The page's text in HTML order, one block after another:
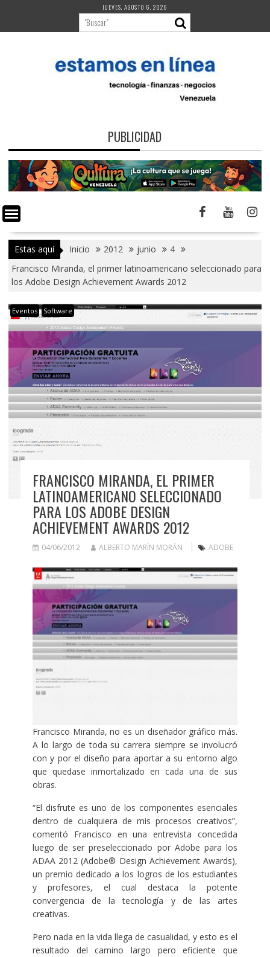
contenido
JUEVES, AGOSTO 6, 2026
PUBLICIDAD
Estas aquí Inicio 2012 junio
4
Francisco Miranda, el primer latinoamericano seleccionado para
los Adobe Design Achievement Awards 2012
Eventos Software
FRANCISCO MIRANDA, EL PRIMER
LATINOAMERICANO SELECCIONADO
PARA LOS ADOBE DESIGN
ACHIEVEMENT AWARDS 2012
04/06/2012 ALBERTO MARÍN MORÁN ADOBE
Francisco Miranda, no es un diseñador gráfico más.
A lo largo de toda su carrera siempre se involucró
con y por el diseño para aportar a su entorno algo
que quedase inmortalizado en cada una de sus
obras.
“El disfrute es uno de los componentes esenciales
dentro de cualquiera de mis procesos creativos”,
comentó Francisco en una entrevista concedida
luego de ser preseleccionado por Adobe para los
ADAA 2012 (Adobe® Design Achievement Awards),
un premio dedicado a los logros de los estudiantes
y profesores, el cual destaca la potente
convergencia de la tecnología y de las artes
creativas.
Pero nada en la vida llega de casualidad, y esto es el
resultado del camino largo pero eficiente que